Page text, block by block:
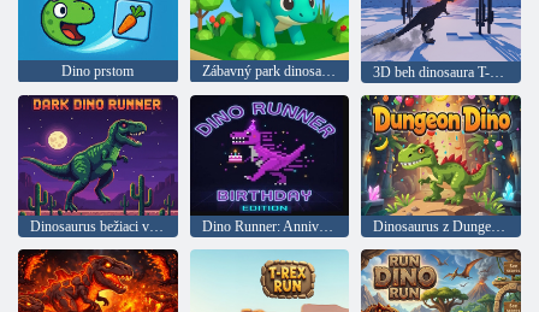
Dino prstom Zábavný park dinosaurov 3D beh dinosaura T-Rexa
Dinosaurus bežiaci v tme Dino Runner: Anniversary Edition Dinosaurus z Dungeonu